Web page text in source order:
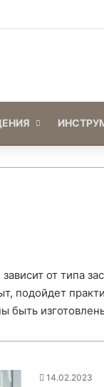
от типа
подойдет
быть
14.02.2023